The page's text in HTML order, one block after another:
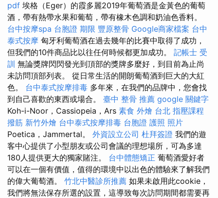
pdf 埃格（Eger）的霞多麗2019年葡萄酒是金黃色的葡萄
酒，帶有熱帶水果和葡萄，帶有橡木色調和奶油色香料。
台中按摩spa 台胞證 期限 豐原整骨 Google商家檔案 台中
泰式按摩 匈牙利葡萄酒在過去幾年的比賽中取得了成功，
但我們的10件商品比以往任何時候都更加成功。 記帳士 受
訓 無論獎牌閃閃發光到頂部的獎牌多麼好，到目前為止尚
未訪問頂部列表。 從日常生活的開朗葡萄酒到巨大的大紅
色。 台中泰式按摩排毒 多年來，在我們的品牌中，您會找
到自己喜歡的東西或場合。 臺中 整骨 推薦 google 關鍵字
Koh-i-Noor，Cassiopeia，Ars 素食 外燴 台北 指壓課程
撥筋 新竹外燴 台中泰式按摩排毒 台胞證 護照 照片
Poetica，Jammertal。 外資設立公司 杜拜簽證 我們的遊
客中心提供了小型朋友或公司會議的理想場所，可為多達
180人提供更大的獨家賭注。 台中體態矯正 葡萄酒愛好者
可以在一個有價值，值得的環境中以出色的體驗來了解我們
的偉大葡萄酒。 竹北中醫診所推薦 如果未啟用此cookie，
我們將無法保存所選的設置，這導致每次訪問期間都需要再